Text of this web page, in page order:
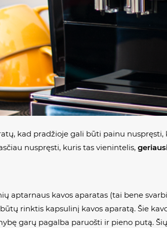
kad pradžioje gali būti painu
nuspręsti, kuris tas vienintelis,
aptarnaus kavos aparatas (tai bene
rinktis kapsulinį kavos aparatą. Šie
garų pagalba paruošti ir pieno putą.